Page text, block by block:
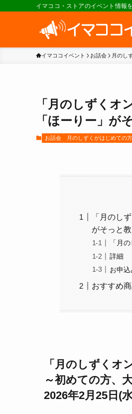
イマココ・ストアのイベント情報
イマココイベント お話会 月のし
「月のしずくオ
「ほーりー」が
お話会 月のしずくがはじめての
「月のし
がそっと
「月
詳細
お申
おすすめ
「月のしずくオ
～初めての方、
2026年2月25日(